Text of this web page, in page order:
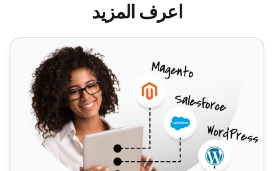
اعرف المزيد
Sipcall